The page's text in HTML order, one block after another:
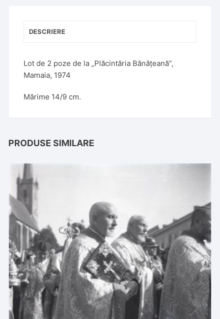
DESCRIERE
Lot de 2 poze de la „Plăcintăria Bănățeană”,
Mamaia, 1974
Mărime 14/9 cm.
PRODUSE SIMILARE